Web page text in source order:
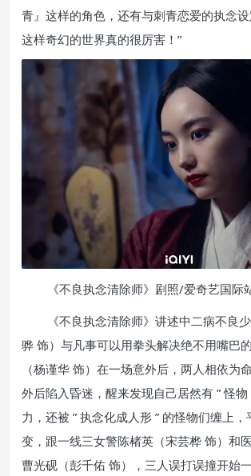
青』这样的角色，还有与刺青恋爱的执念
这样奇幻的世界真的很厉害！”
《不良执念清除师》剧照/爱奇艺国际
《不良执念清除师》讲述中二病不良
骅 饰）与凡事可以用拳头解决绝不用嘴巴
（杨谨华 饰）在一场意外后，两人相依为
外后陷入昏迷，醒来发现自己居然有 ” 怪物
力，还被 ” 执念化成人形 ” 的怪物们缠上
变，跟一线三女警陈楮英（宋芸桦 饰）和
曹光砚（彭千佑 饰），三人误打误撞开始